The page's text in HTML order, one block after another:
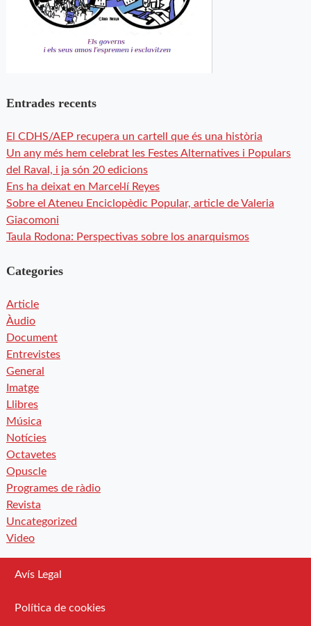
Entrades recents
El CDHS/AEP recupera un cartell que és una història
Un any més hem celebrat les Festes Alternatives i Populars
del Raval, i ja són 20 edicions
Ens ha deixat en Marcel·lí Reyes
Sobre el Ateneu Enciclopèdic Popular, article de Valeria
Giacomoni
Taula Rodona: Perspectivas sobre los anarquismos
Categories
Article
Àudio
Document
Entrevistes
General
Imatge
Llibres
Música
Notícies
Octavetes
Opuscle
Programes de ràdio
Revista
Uncategorized
Video
Avís Legal
Política de cookies